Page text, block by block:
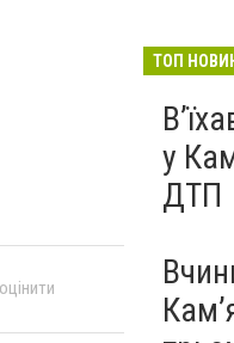
ТОП
у
ДТП